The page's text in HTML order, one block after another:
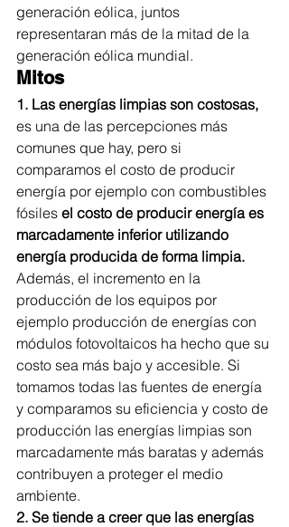
generación eólica, juntos
representaran más de la mitad de la
generación eólica mundial.
Mitos
1. Las energías limpias son costosas,
es una de las percepciones más
comunes que hay, pero si
comparamos el costo de producir
energía por ejemplo con combustibles
fósiles el costo de producir energía es
marcadamente inferior utilizando
energía producida de forma limpia.
Además, el incremento en la
producción de los equipos por
ejemplo producción de energías con
módulos fotovoltaicos ha hecho que su
costo sea más bajo y accesible. Si
tomamos todas las fuentes de energía
y comparamos su eficiencia y costo de
producción las energías limpias son
marcadamente más baratas y además
contribuyen a proteger el medio
ambiente.
2. Se tiende a creer que las energías